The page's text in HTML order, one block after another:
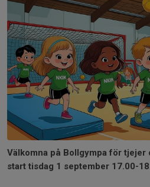
Välkomna på Bollgympa för tjejer
start tisdag 1 september 17.00-